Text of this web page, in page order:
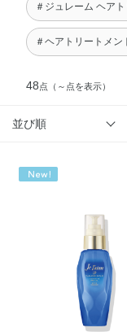
＃ジュレーム ヘア
＃ヘアトリートメン
48点 （～点を表示）
並び順